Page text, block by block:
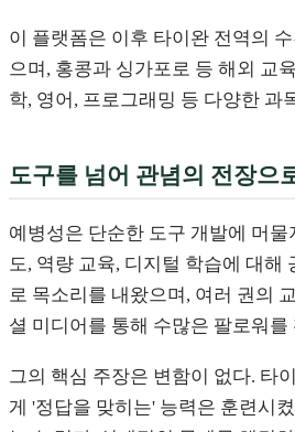
이 플랫폼은 이후 타이완 전역의
으며, 홍콩과 싱가포로 등 해외 교
학, 영어, 프로그래밍 등 다양한 과
도구를 넘어 관념의 전장으
예병성은 단순한 도구 개발에 머물
도, 역량 교육, 디지털 학습에 대해
로 목소리를 내왔으며, 여러 권의
셜 미디어를 통해 수많은 팔로워를
그의 핵심 주장은 변함이 없다. 타
게 '정답을 맞히는' 능력은 훈련시